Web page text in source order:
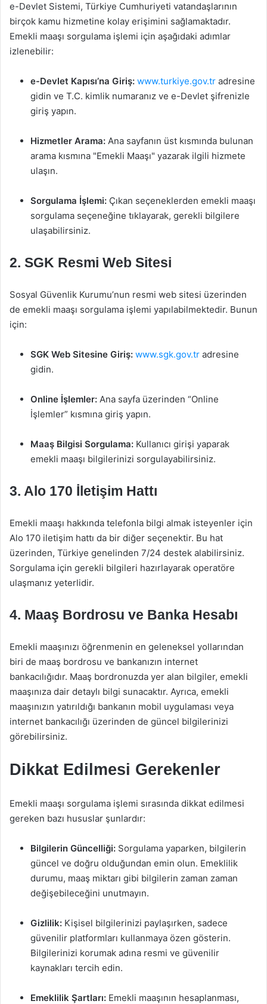
e-Devlet Sistemi, Türkiye Cumhuriyeti vatandaşlarının
birçok kamu hizmetine kolay erişimini sağlamaktadır.
Emekli maaşı sorgulama işlemi için aşağıdaki adımlar
izlenebilir:
e-Devlet Kapısı’na Giriş: www.turkiye.gov.tr adresine
gidin ve T.C. kimlik numaranız ve e-Devlet şifrenizle
giriş yapın.
Hizmetler Arama: Ana sayfanın üst kısmında bulunan
arama kısmına "Emekli Maaşı" yazarak ilgili hizmete
ulaşın.
Sorgulama İşlemi: Çıkan seçeneklerden emekli maaşı
sorgulama seçeneğine tıklayarak, gerekli bilgilere
ulaşabilirsiniz.
2. SGK Resmi Web Sitesi
Sosyal Güvenlik Kurumu’nun resmi web sitesi üzerinden
de emekli maaşı sorgulama işlemi yapılabilmektedir. Bunun
için:
SGK Web Sitesine Giriş: www.sgk.gov.tr adresine
gidin.
Online İşlemler: Ana sayfa üzerinden “Online
İşlemler” kısmına giriş yapın.
Maaş Bilgisi Sorgulama: Kullanıcı girişi yaparak
emekli maaşı bilgilerinizi sorgulayabilirsiniz.
3. Alo 170 İletişim Hattı
Emekli maaşı hakkında telefonla bilgi almak isteyenler için
Alo 170 iletişim hattı da bir diğer seçenektir. Bu hat
üzerinden, Türkiye genelinden 7/24 destek alabilirsiniz.
Sorgulama için gerekli bilgileri hazırlayarak operatöre
ulaşmanız yeterlidir.
4. Maaş Bordrosu ve Banka Hesabı
Emekli maaşınızı öğrenmenin en geleneksel yollarından
biri de maaş bordrosu ve bankanızın internet
bankacılığıdır. Maaş bordronuzda yer alan bilgiler, emekli
maaşınıza dair detaylı bilgi sunacaktır. Ayrıca, emekli
maaşınızın yatırıldığı bankanın mobil uygulaması veya
internet bankacılığı üzerinden de güncel bilgilerinizi
görebilirsiniz.
Dikkat Edilmesi Gerekenler
Emekli maaşı sorgulama işlemi sırasında dikkat edilmesi
gereken bazı hususlar şunlardır:
Bilgilerin Güncelliği: Sorgulama yaparken, bilgilerin
güncel ve doğru olduğundan emin olun. Emeklilik
durumu, maaş miktarı gibi bilgilerin zaman zaman
değişebileceğini unutmayın.
Gizlilik: Kişisel bilgilerinizi paylaşırken, sadece
güvenilir platformları kullanmaya özen gösterin.
Bilgilerinizi korumak adına resmi ve güvenilir
kaynakları tercih edin.
Emeklilik Şartları: Emekli maaşının hesaplanması,